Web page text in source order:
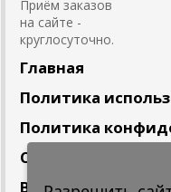
Приём заказов
на сайте -
круглосуточно.
Главная
Политика
Политика
Сотрудничество
Вакансии